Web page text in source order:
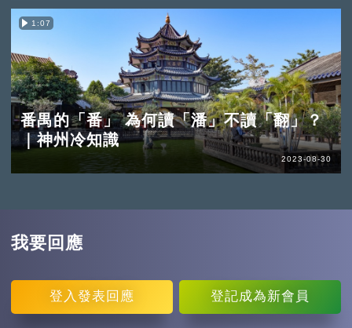
1:07
番禺的「番」 為何讀「潘」不讀「翻」？
｜神州冷知識
2023-08-30
我要回應
登入 發表回應 登記成為新會員